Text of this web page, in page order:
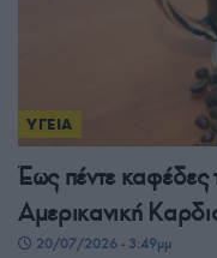
ΥΓΕΙΑ
Έως πέντε καφέδες
Αμερικανική
20/07/2026 - 3:49μμ